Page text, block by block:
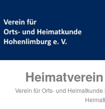
Verein für Orts- und